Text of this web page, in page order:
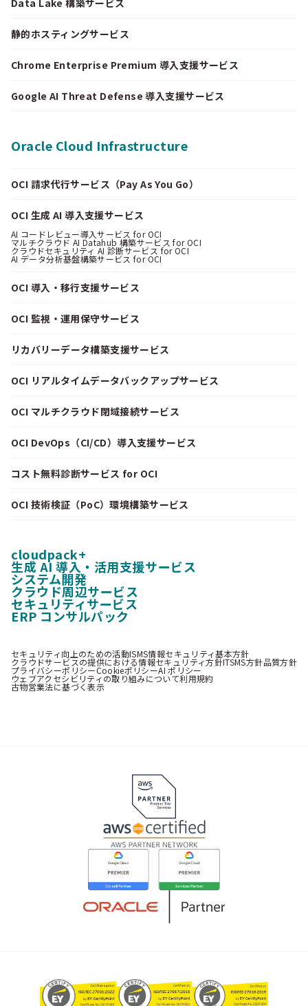
静的ホスティングサービス
Chrome Enterprise Premium 導入支援サービス
Google AI Threat Defense 導入支援サービス
Oracle Cloud Infrastructure
OCI 請求代行サービス（Pay As You Go）
OCI 生成 AI 導入支援サービス
AI コードレビュー導入サービス for OCI
マルチクラウド AI Datahub 構築サービス for OCI
クラウドセキュリティ AI 診断サービス for OCI
AI データ分析基盤構築サービス for OCI
OCI 導入・移行支援サービス
OCI 監視・運用保守サービス
リカバリーデータ構築支援サービス
OCI リアルタイムデータバックアップサービス
OCI マルチクラウド閉域接続サービス
OCI DevOps（CI/CD）導入支援サービス
コスト無料診断サービス for OCI
OCI 技術検証（PoC）環境構築サービス
cloudpack+
生成 AI 導入・活用支援サービス
システム開発
クラウド周辺サービス
セキュリティサービス
ERP コンサルパック
セキュリティ向上のための活動ISMS情報セキュリティ基本方針
クラウドサービスの提供における情報セキュリティ方針ITSMS方針品質方針
プライバシーポリシーCookieポリシーAI ポリシー
ウェブアクセシビリティの取り組みについて利用規約
古物営業法に基づく表示